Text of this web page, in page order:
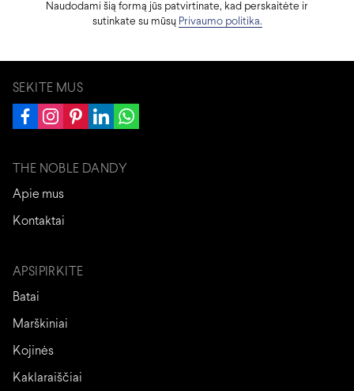
Naudodami šią formą jūs patvirtinate, kad perskaitėte ir
sutinkate su mūsų Privaumo politika.
SEKITE MUS
THE NOBLE DANDY
Apie mus
Kontaktai
APSIPIRKITE
Batai
Marškiniai
Kojinės
Kaklaraiščiai